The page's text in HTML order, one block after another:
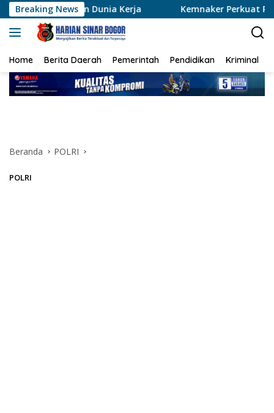
Langsung
ke
konten
Breaking News
Kerja Kemnaker Perkuat Pelatihan dan
Home Berita Daerah Pemerintah Pendidikan Kriminal
Beranda POLRI
POLRI